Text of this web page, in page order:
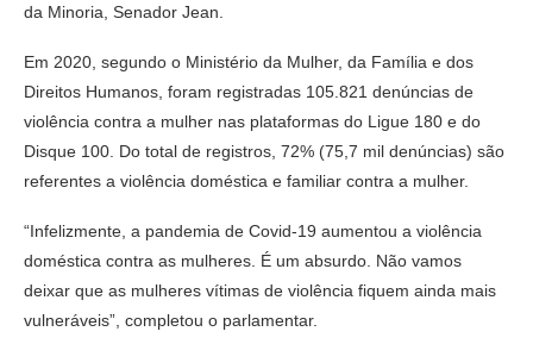
da Minoria, Senador Jean.
Em 2020, segundo o Ministério da Mulher, da Família e dos
Direitos Humanos, foram registradas 105.821 denúncias de
violência contra a mulher nas plataformas do Ligue 180 e do
Disque 100. Do total de registros, 72% (75,7 mil denúncias) são
referentes a violência doméstica e familiar contra a mulher.
“Infelizmente, a pandemia de Covid-19 aumentou a violência
doméstica contra as mulheres. É um absurdo. Não vamos
deixar que as mulheres vítimas de violência fiquem ainda mais
vulneráveis”, completou o parlamentar.